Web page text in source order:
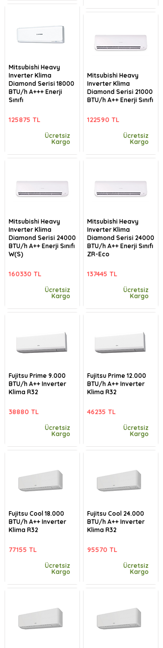
Mitsubishi Heavy
Inverter Klima
Diamond Serisi 18000
BTU/h A+++ Enerji
Sınıfı
125875 TL
Ücretsiz
Kargo
Mitsubishi Heavy
Inverter Klima
Diamond Serisi 24000
BTU/h A++ Enerji Sınıfı
W(S)
160330 TL
Ücretsiz
Kargo
Fujitsu Prime 9.000
BTU/h A++ Inverter
Klima R32
38880 TL
Ücretsiz
Kargo
Fujitsu Cool 18.000
BTU/h A++ Inverter
Klima R32
77155 TL
Ücretsiz
Kargo
Mitsubishi Heavy
Inverter Klima
Diamond Serisi 21000
BTU/h A++ Enerji Sınıfı
122590 TL
Ücretsiz
Kargo
Mitsubishi Heavy
Inverter Klima
Diamond Serisi 24000
BTU/h A++ Enerji Sınıfı
ZR-Eco
137445 TL
Ücretsiz
Kargo
Fujitsu Prime 12.000
BTU/h A++ Inverter
Klima R32
46235 TL
Ücretsiz
Kargo
Fujitsu Cool 24.000
BTU/h A++ Inverter
Klima R32
95570 TL
Ücretsiz
Kargo